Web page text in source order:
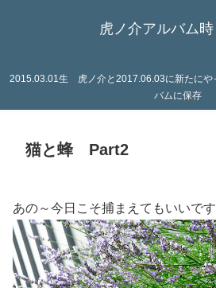
虎ノ介アルバム
2015.03.01生 虎ノ介と2017.06.03に新たにや
バムに保存
猫と蜂 Part2
あの～今日こそ捕まえてもいいです